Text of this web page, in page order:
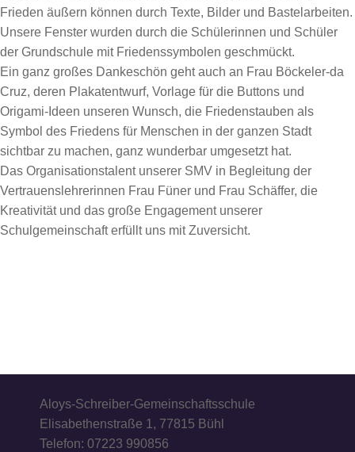
Frieden äußern können durch Texte, Bilder und Bastelarbeiten.
Unsere Fenster wurden durch die Schülerinnen und Schüler
der Grundschule mit Friedenssymbolen geschmückt.
Ein ganz großes Dankeschön geht auch an Frau Böckeler-da
Cruz, deren Plakatentwurf, Vorlage für die Buttons und
Origami-Ideen unseren Wunsch, die Friedenstauben als
Symbol des Friedens für Menschen in der ganzen Stadt
sichtbar zu machen, ganz wunderbar umgesetzt hat.
Das Organisationstalent unserer SMV in Begleitung der
Vertrauenslehrerinnen Frau Füner und Frau Schäffer, die
Kreativität und das große Engagement unserer
Schulgemeinschaft erfüllt uns mit Zuversicht.
Aloys-Schreiber-Gemeinschaftsschule
Elisabethenstraße 1, 77815 Bühl
Telefon: 07223 990856